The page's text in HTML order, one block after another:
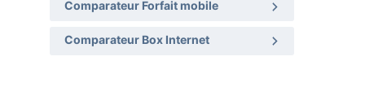
Comparateur Forfait mobile
Comparateur Box Internet